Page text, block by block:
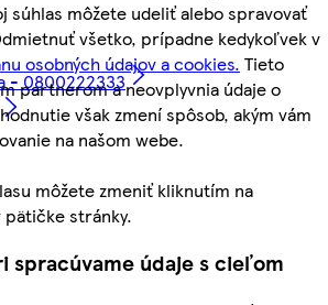
súhlas môžete udeliť alebo spravovať
všetko, prípadne kedykoľvek v
osobných údajov a cookies. Tieto
partnerom a neovplyvnia údaje o
však zmení spôsob, akým vám
na našom webe.
môžete zmeniť kliknutím na
pätičke stránky.
spracúvame údaje s cieľom
- 0800222333